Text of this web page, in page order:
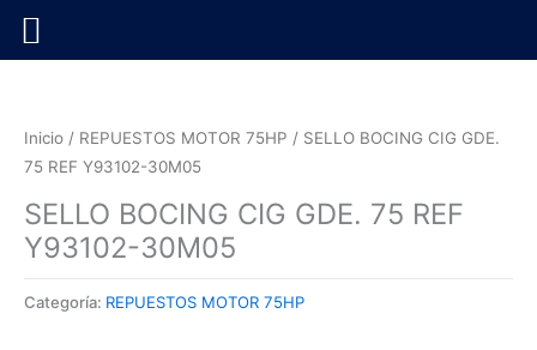
Inicio / REPUESTOS MOTOR 75HP / SELLO BOCING CIG GDE.
75 REF Y93102-30M05
SELLO BOCING CIG GDE. 75 REF
Y93102-30M05
Categoría: REPUESTOS MOTOR 75HP